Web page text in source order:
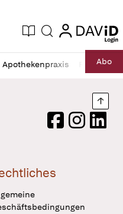
Aktuelle Ausgabe
Suche login
login
Apothekenpraxis RechtAbo
FacebookInstagram